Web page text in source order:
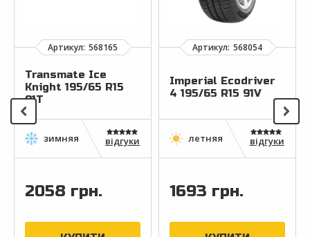
Transmate Ice
Knight 195/65 R15
91T
відгуки
2058 грн.
Imperial Ecodriver
4 195/65 R15 91V
відгуки
1693 грн.